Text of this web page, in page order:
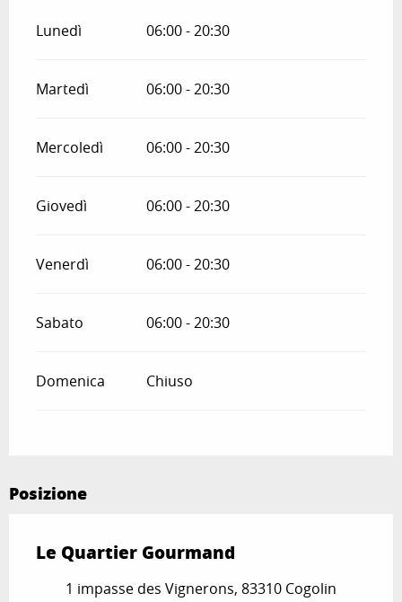
Lunedì 06:00 - 20:30
Martedì 06:00 - 20:30
Mercoledì 06:00 - 20:30
Giovedì 06:00 - 20:30
Venerdì 06:00 - 20:30
Sabato 06:00 - 20:30
Domenica Chiuso
Posizione
Le Quartier Gourmand
1 impasse des Vignerons, 83310 Cogolin